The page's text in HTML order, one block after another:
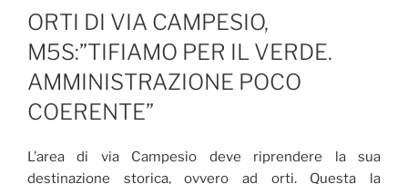
IL
ORTI DI VIA CAMPESIO,
M5S:”TIFIAMO PER IL VERDE.
AMMINISTRAZIONE POCO
COERENTE”
L’area di via Campesio deve riprendere la sua
destinazione storica, ovvero ad orti. Questa la